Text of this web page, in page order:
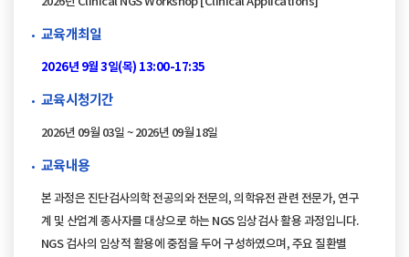
교육개최일
2026년 9월 3일(목) 13:00-17:35
교육시청기간
2026년 09월 03일 ~ 2026년 09월 18일
교육내용
본 과정은 진단검사의학 전공의와 전문의, 의학유전 관련 전문가, 연구
계 및 산업계 종사자를 대상으로 하는 NGS 임상검사 활용 과정입니다.
NGS 검사의 임상적 활용에 중점을 두어 구성하였으며, 주요 질환별